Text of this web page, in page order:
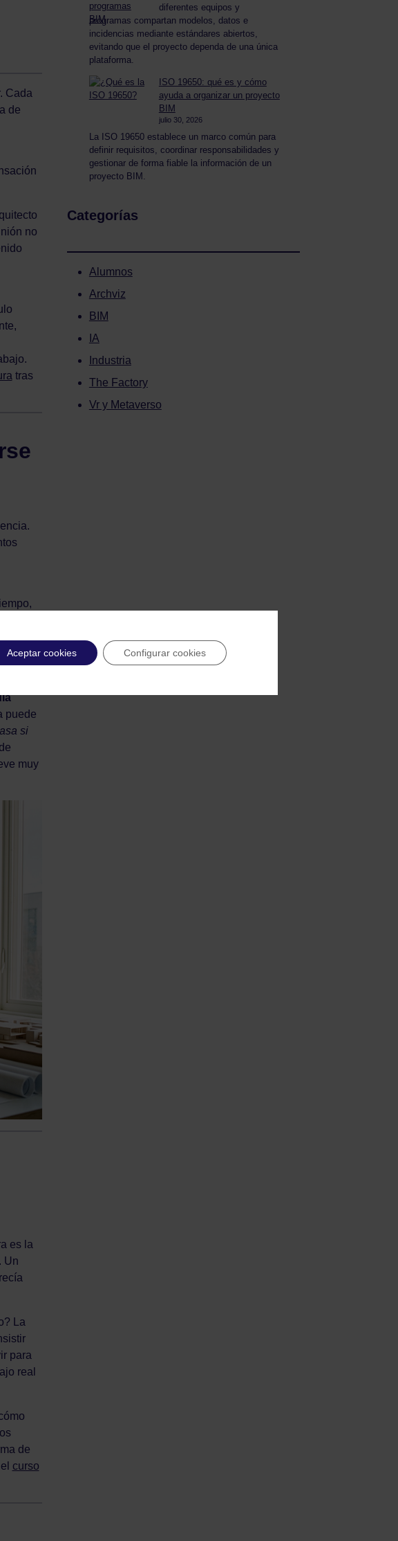
Cada
de
no
tras
puede
si
muy
es la
Un
La
para
real
de
curso
diferentes equipos y
programas compartan modelos, datos e
incidencias mediante estándares abiertos,
evitando que el proyecto dependa de una única
plataforma.
ISO 19650: qué es y cómo
ayuda a organizar un proyecto
BIM
julio 30, 2026
La ISO 19650 establece un marco común para
definir requisitos, coordinar responsabilidades y
gestionar de forma fiable la información de un
proyecto BIM.
Categorías
Alumnos
Archviz
BIM
IA
Industria
The Factory
Vr y Metaverso
Aceptar cookies Configurar cookies